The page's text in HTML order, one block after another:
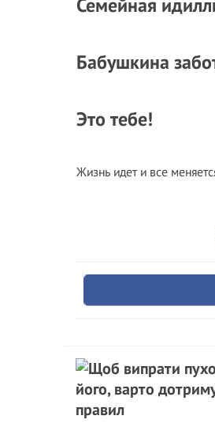
Семейная
Бабушкина
Это тебе!
Жизнь идет и все